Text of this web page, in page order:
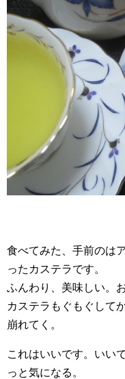
食べてみた、手前のは
ったカステラです。
ふんわり、美味しい。
カステラもぐもぐして
崩れてく。
これはいいです。いい
っと気になる。